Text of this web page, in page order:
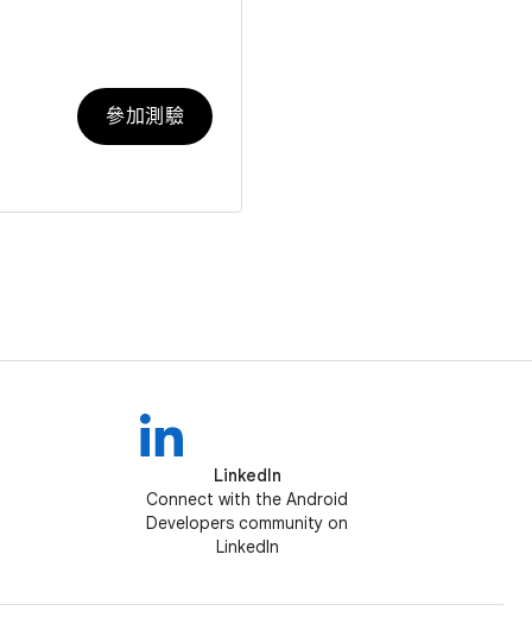
參加測驗
LinkedIn
Connect with the Android
Developers community on
LinkedIn